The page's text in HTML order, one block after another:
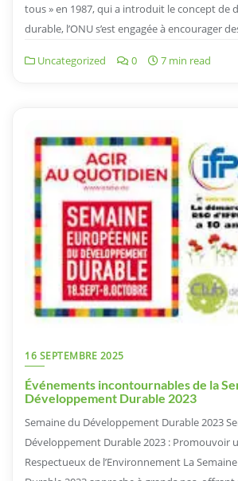
tous » en 1987, qui a introduit le concept de
durable, l’ONU s’est engagée à encourager
Uncategorized 0 7 min read
16 SEPTEMBRE 2025
Événements incontournables de la
Développement Durable 2023
Semaine du Développement Durable 2023
Développement Durable 2023 : Promouvoir
Respectueux de l’Environnement La